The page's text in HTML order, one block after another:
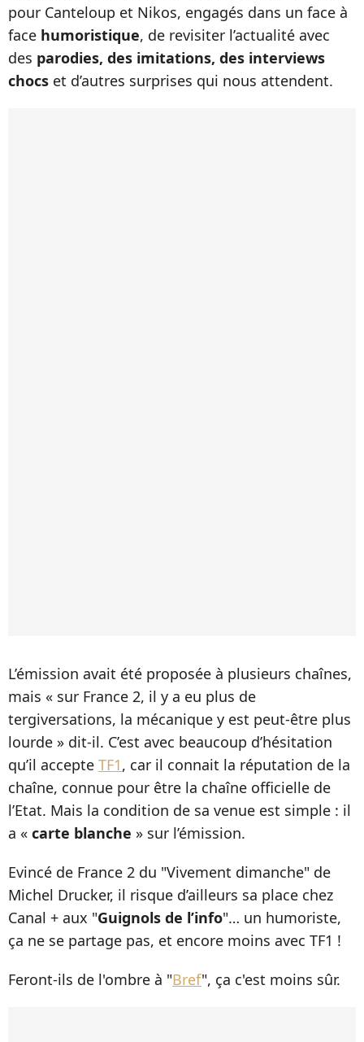
pour Canteloup et Nikos, engagés dans un face à
face humoristique, de revisiter l’actualité avec
des parodies, des imitations, des interviews
chocs et d’autres surprises qui nous attendent.
L’émission avait été proposée à plusieurs chaînes,
mais « sur France 2, il y a eu plus de
tergiversations, la mécanique y est peut-être plus
lourde » dit-il. C’est avec beaucoup d’hésitation
qu’il accepte TF1, car il connait la réputation de la
chaîne, connue pour être la chaîne officielle de
l’Etat. Mais la condition de sa venue est simple : il
a « carte blanche » sur l’émission.
Evincé de France 2 du "Vivement dimanche" de
Michel Drucker, il risque d’ailleurs sa place chez
Canal + aux "Guignols de l’info"… un humoriste,
ça ne se partage pas, et encore moins avec TF1 !
Feront-ils de l'ombre à "Bref", ça c'est moins sûr.